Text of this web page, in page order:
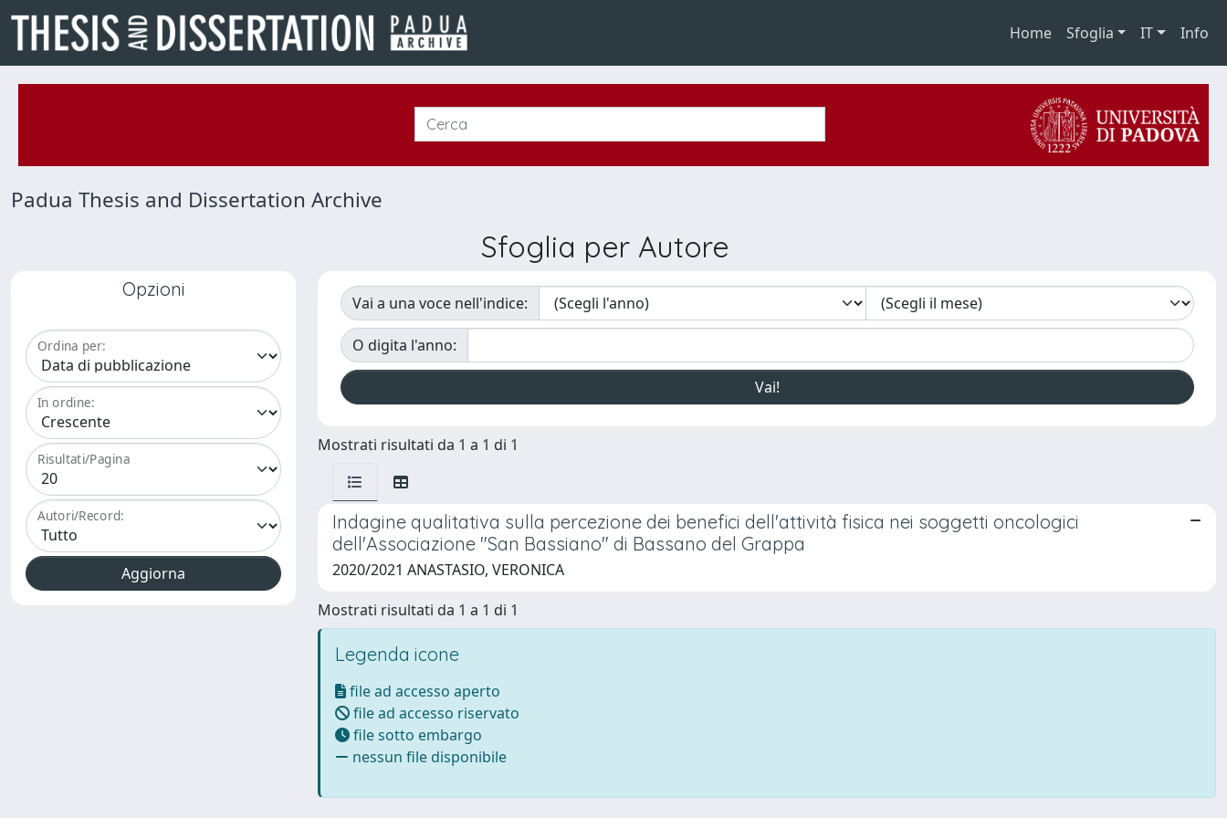
Home Sfoglia IT Info
Padua Thesis and Dissertation Archive
Sfoglia per Autore
Opzioni
Ordina per:
In ordine:
Risultati/Pagina
Autori/Record:
Vai a una voce nell'indice:
O digita l'anno:
Mostrati risultati da 1 a 1 di 1
Indagine qualitativa sulla percezione dei benefici dell'attività fisica nei soggetti oncologici
dell'Associazione "San Bassiano" di Bassano del Grappa
2020/2021 ANASTASIO, VERONICA
Mostrati risultati da 1 a 1 di 1
Legenda icone
file ad accesso aperto
file ad accesso riservato
file sotto embargo
nessun file disponibile